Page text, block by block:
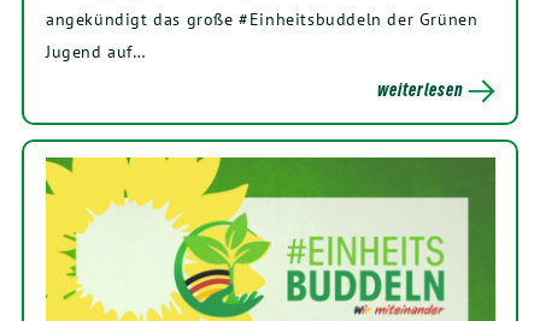
angekündigt das große #Einheitsbuddeln der Grünen
Jugend auf…
weiterlesen